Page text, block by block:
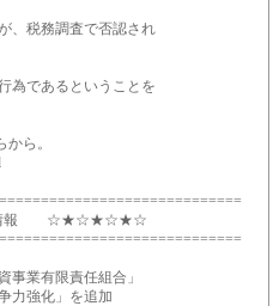
、税務調査で否認され
為であるということを
ら。
新情報 ☆★☆★☆★☆
業有限責任組合」
力強化」を追加